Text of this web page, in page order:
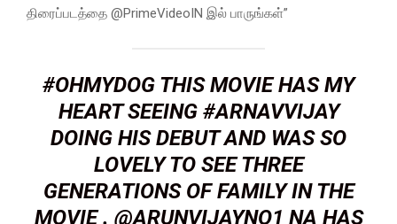
திரைப்படத்தை @PrimeVideoIN இல் பாருங்கள்”
#OHMYDOG THIS MOVIE HAS MY
HEART SEEING #ARNAVVIJAY
DOING HIS DEBUT AND WAS SO
LOVELY TO SEE THREE
GENERATIONS OF FAMILY IN THE
MOVIE . @ARUNVIJAYNO1 NA HAS